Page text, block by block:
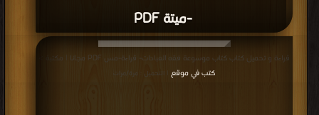
-ميتة PDF
قراءة و تحميل كتاب كتاب موسوعة فقه العبادات- قراءة-مس PDF مجانا | مكتبة >
كتب في موقع
| التحميل : مرة/مرات